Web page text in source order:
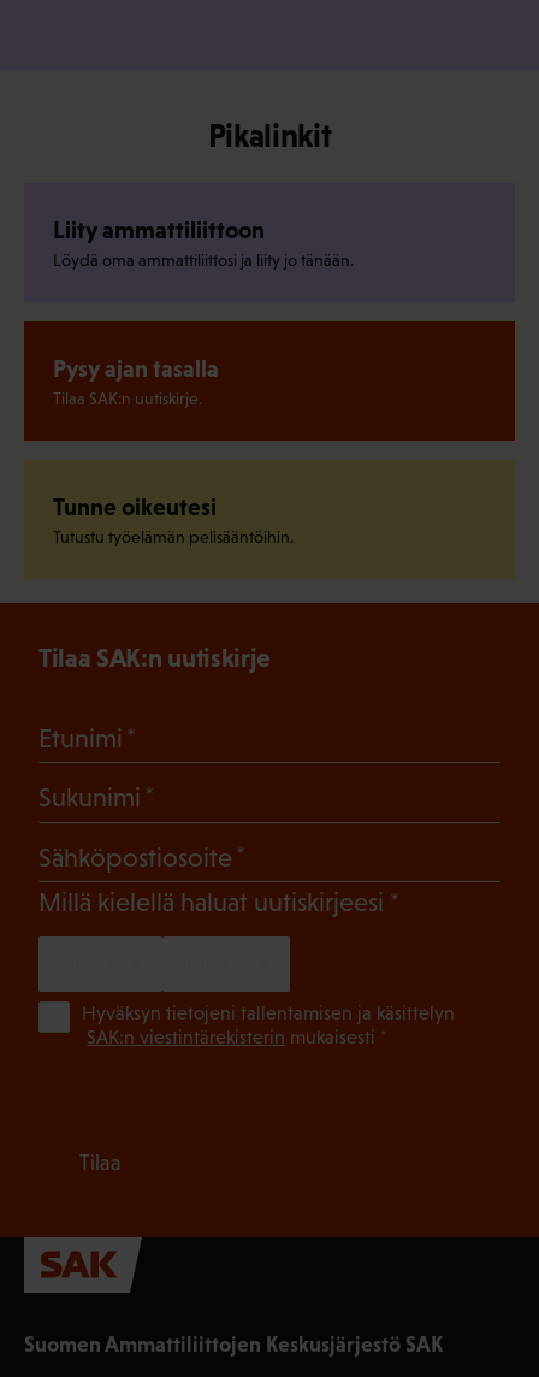
Pikalinkit
Liity ammattiliittoon
Löydä oma ammattiliittosi ja liity jo tänään.
Pysy ajan tasalla
Tilaa SAK:n uutiskirje.
Tunne oikeutesi
Tutustu työelämän pelisääntöihin.
Suomen Ammattiliittojen Keskusjärjestö SAK
Tilaa SAK:n uutiskirje
Etunimi
Sukunimi
Sähköpostiosoite
Millä kielellä haluat uutiskirjeesi (Pakollinen)
Hyväksyn tietojeni tallentamisen ja käsittelyn
SAK:n viestintärekisterin mukaisesti *
Tilaa